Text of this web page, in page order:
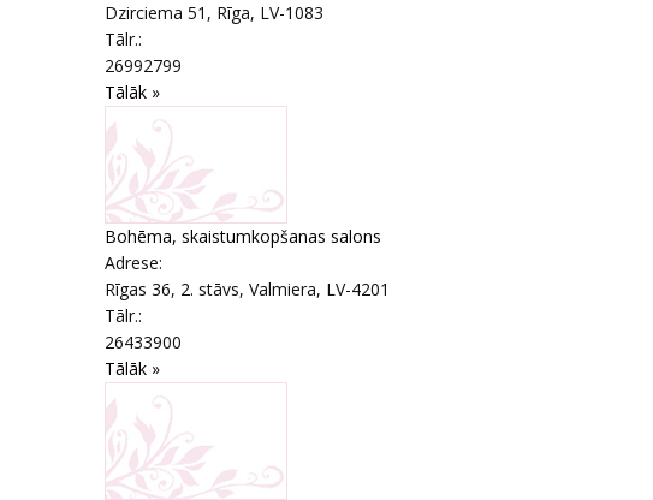
Dzirciema 51 , Rīga, LV-1083
Tālr.:
26992799
Tālāk »
Bohēma, skaistumkopšanas salons
Adrese:
Rīgas 36, 2. stāvs, Valmiera, LV-4201
Tālr.:
26433900
Tālāk »